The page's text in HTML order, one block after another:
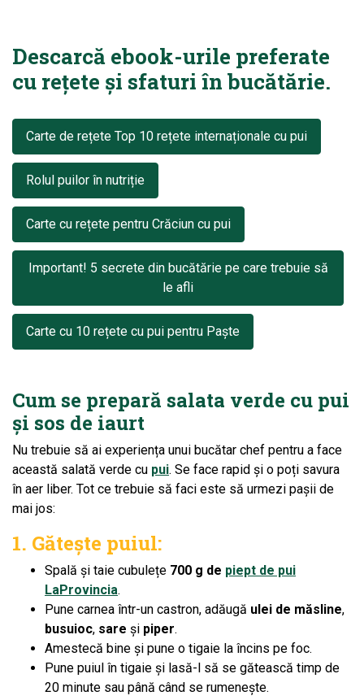
Descarcă ebook-urile preferate
cu rețete și sfaturi în bucătărie.
Carte de rețete Top 10 rețete internaționale cu pui
Rolul puilor în nutriție
Carte cu rețete pentru Crăciun cu pui
Important! 5 secrete din bucătărie pe care trebuie să
le afli
Carte cu 10 rețete cu pui pentru Paște
Cum se prepară salata verde cu pui
și sos de iaurt
Nu trebuie să ai experiența unui bucătar chef pentru a face
această salată verde cu pui. Se face rapid și o poți savura
în aer liber. Tot ce trebuie să faci este să urmezi pașii de
mai jos:
1. Gătește puiul:
Spală și taie cubulețe 700 g de piept de pui
LaProvincia.
Pune carnea într-un castron, adăugă ulei de măsline,
busuioc, sare și piper.
Amestecă bine și pune o tigaie la încins pe foc.
Pune puiul în tigaie și lasă-l să se gătească timp de
20 minute sau până când se rumenește.